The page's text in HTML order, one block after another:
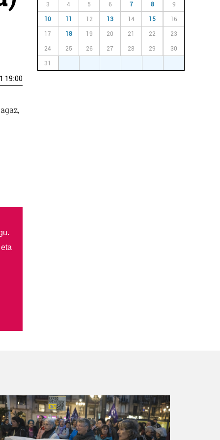
19:00
3 4 5 6 7 8 9
10 11 12 13 14 15 16
17 18 19 20 21 22 23
24 25 26 27 28 29 30
31